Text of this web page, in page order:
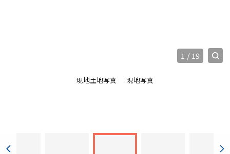
現地土地写真 現地写真
1 / 19